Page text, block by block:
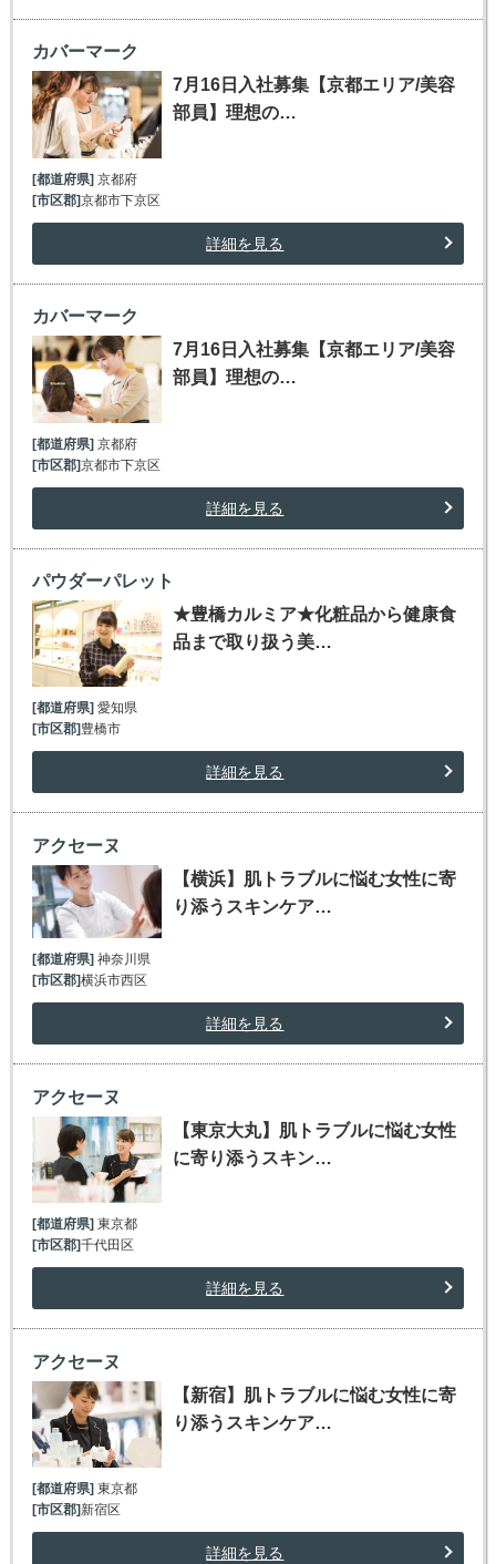
カバーマーク
7月16日入社募集【京都エリア/美容
部員】理想の…
[都道府県]京都府
[市区郡]京都市下京区
詳細を見る
カバーマーク
7月16日入社募集【京都エリア/美容
部員】理想の…
[都道府県]京都府
[市区郡]京都市下京区
詳細を見る
パウダーパレット
★豊橋カルミア★化粧品から健康食
品まで取り扱う美…
[都道府県] 愛知県
[市区郡] 豊橋市
詳細を見る
アクセーヌ
【横浜】肌トラブルに悩む女性に寄
り添うスキンケア…
[都道府県] 神奈川県
[市区郡]横浜市西区
詳細を見る
アクセーヌ
【東京大丸】肌トラブルに悩む女性
に寄り添うスキン…
[都道府県] 東京都
[市区郡]千代田区
詳細を見る
アクセーヌ
【新宿】肌トラブルに悩む女性に寄
り添うスキンケア…
[都道府県] 東京都
[市区郡]新宿区
詳細を見る